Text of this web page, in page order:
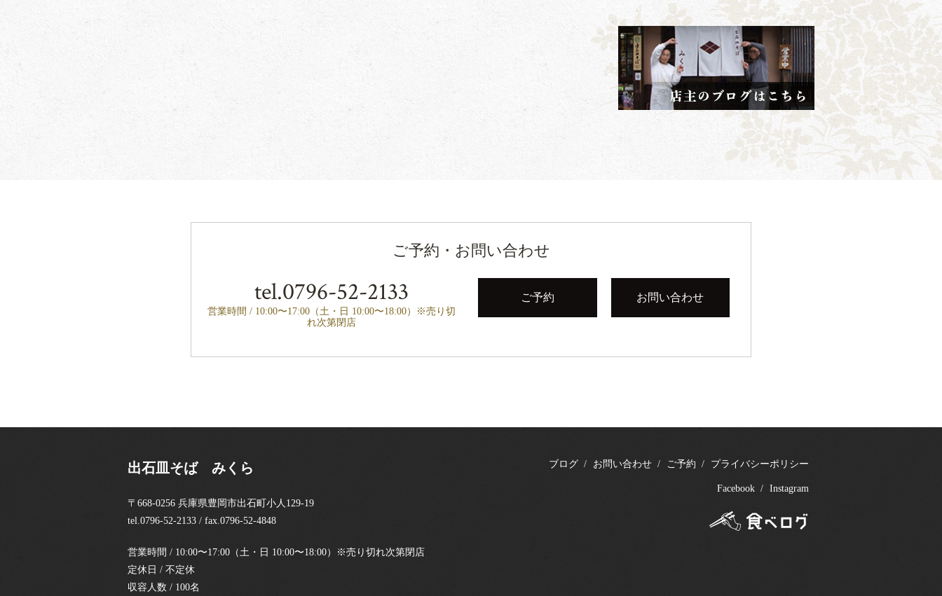
ご予約・お問い合わせ
tel.0796-52-2133
営業時間 / 10:00〜17:00（土・日 10:00〜18:00）※売り切
れ次第閉店
ご予約 お問い合わせ
出石皿そば みくら
〒668-0256 兵庫県豊岡市出石町小人129-19
tel.0796-52-2133 / fax.0796-52-4848
営業時間 / 10:00〜17:00（土・日 10:00〜18:00）※売り切れ次第閉店
定休日 / 不定休
収容人数 / 100名
ブログ お問い合わせ ご予約 プライバシーポリシー
Facebook Instagram